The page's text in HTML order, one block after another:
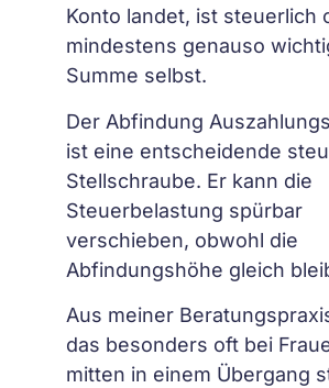
Konto landet, ist steuerlich
mindestens genauso
Summe selbst.
Der Abfindung
ist eine entscheidende
Stellschraube. Er kann die
Steuerbelastung spürbar
verschieben, obwohl die
Abfindungshöhe gleich
Aus meiner
das besonders oft bei
mitten in einem Übergang